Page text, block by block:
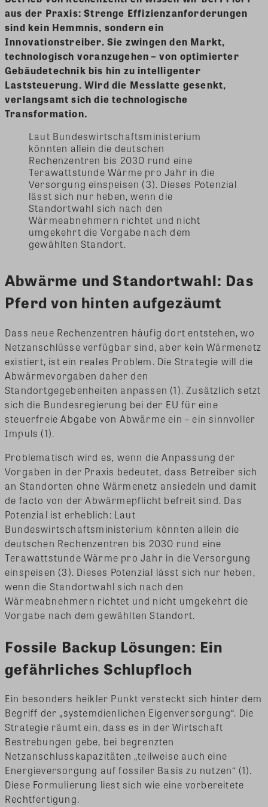
aus der Praxis: Strenge Effizienzanforderungen
sind kein Hemmnis, sondern ein
Innovationstreiber. Sie zwingen den Markt,
technologisch voranzugehen – von optimierter
Gebäudetechnik bis hin zu intelligenter
Laststeuerung. Wird die Messlatte gesenkt,
verlangsamt sich die technologische
Transformation.
Laut Bundeswirtschaftsministerium
könnten allein die deutschen
Rechenzentren bis 2030 rund eine
Terawattstunde Wärme pro Jahr in die
Versorgung einspeisen (3). Dieses Potenzial
lässt sich nur heben, wenn die
Standortwahl sich nach den
Wärmeabnehmern richtet und nicht
umgekehrt die Vorgabe nach dem
gewählten Standort.
Abwärme und Standortwahl: Das
Pferd von hinten aufgezäumt
Dass neue Rechenzentren häufig dort entstehen, wo
Netzanschlüsse verfügbar sind, aber kein Wärmenetz
existiert, ist ein reales Problem. Die Strategie will die
Abwärmevorgaben daher den
Standortgegebenheiten anpassen (1). Zusätzlich setzt
sich die Bundesregierung bei der EU für eine
steuerfreie Abgabe von Abwärme ein – ein sinnvoller
Impuls (1).
Problematisch wird es, wenn die Anpassung der
Vorgaben in der Praxis bedeutet, dass Betreiber sich
an Standorten ohne Wärmenetz ansiedeln und damit
de facto von der Abwärmepflicht befreit sind. Das
Potenzial ist erheblich: Laut
Bundeswirtschaftsministerium könnten allein die
deutschen Rechenzentren bis 2030 rund eine
Terawattstunde Wärme pro Jahr in die Versorgung
einspeisen (3). Dieses Potenzial lässt sich nur heben,
wenn die Standortwahl sich nach den
Wärmeabnehmern richtet und nicht umgekehrt die
Vorgabe nach dem gewählten Standort.
Fossile Backup Lösungen: Ein
gefährliches Schlupfloch
Ein besonders heikler Punkt versteckt sich hinter dem
Begriff der „systemdienlichen Eigenversorgung“. Die
Strategie räumt ein, dass es in der Wirtschaft
Bestrebungen gebe, bei begrenzten
Netzanschlusskapazitäten „teilweise auch eine
Energieversorgung auf fossiler Basis zu nutzen“ (1).
Diese Formulierung liest sich wie eine vorbereitete
Rechtfertigung.